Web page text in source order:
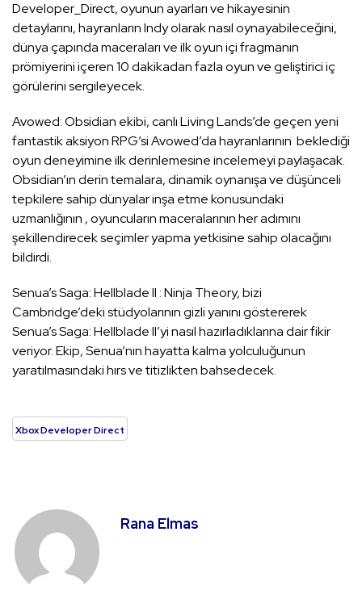
Developer_Direct, oyunun ayarları ve hikayesinin
detaylarını, hayranların Indy olarak nasıl oynayabileceğini,
dünya çapında maceraları ve ilk oyun içi fragmanın
prömiyerini içeren 10 dakikadan fazla oyun ve geliştirici iç
görülerini sergileyecek.
Avowed: Obsidian ekibi, canlı Living Lands’de geçen yeni
fantastik aksiyon RPG’si Avowed’da hayranlarının beklediği
oyun deneyimine ilk derinlemesine incelemeyi paylaşacak.
Obsidian’ın derin temalara, dinamik oynanışa ve düşünceli
tepkilere sahip dünyalar inşa etme konusundaki
uzmanlığının , oyuncuların maceralarının her adımını
şekillendirecek seçimler yapma yetkisine sahip olacağını
bildirdi.
Senua’s Saga: Hellblade II : Ninja Theory, bizi
Cambridge’deki stüdyolarının gizli yanını göstererek
Senua’s Saga: Hellblade II’yi nasıl hazırladıklarına dair fikir
veriyor. Ekip, Senua’nın hayatta kalma yolculuğunun
yaratılmasındaki hırs ve titizlikten bahsedecek.
Xbox Developer Direct
Rana Elmas